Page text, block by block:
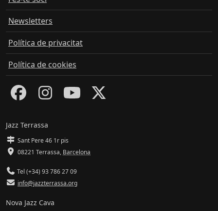
Newsletters
Política de privacitat
Política de cookies
Jazz Terrassa
Sant Pere 46 1r pis
08221 Terrassa, Barcelona
Tel (+34) 93 786 27 09
info@jazzterrassa.org
Nova Jazz Cava